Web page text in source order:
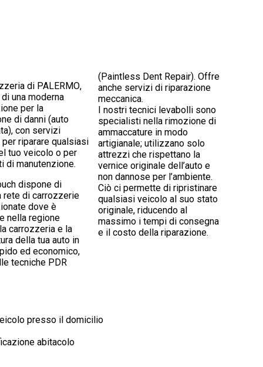
di PALERMO,
una moderna
per la
di danni (auto
con servizi
riparare qualsiasi
tuo veicolo o per
di manutenzione.
dispone di
rete di carrozzerie
dove è
nella regione
carrozzeria e la
della tua auto in
ed economico,
tecniche PDR
(Paintless Dent Repair). Offre
anche servizi di riparazione
meccanica.
I nostri tecnici levabolli sono
specialisti nella rimozione di
ammaccature in modo
artigianale; utilizzano solo
attrezzi che rispettano la
vernice originale dell’auto e
non dannose per l’ambiente.
Ciò ci permette di ripristinare
qualsiasi veicolo al suo stato
originale, riducendo al
massimo i tempi di consegna
e il costo della riparazione.
presso il domicilio
abitacolo